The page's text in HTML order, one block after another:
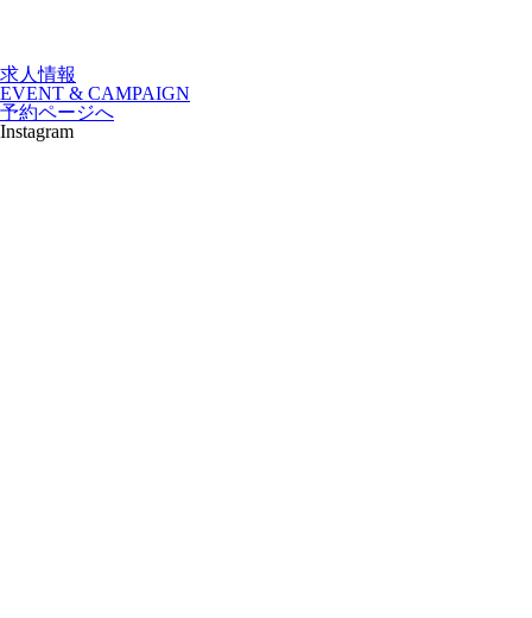
求人情報
EVENT & CAMPAIGN
予約ページへ
Instagram